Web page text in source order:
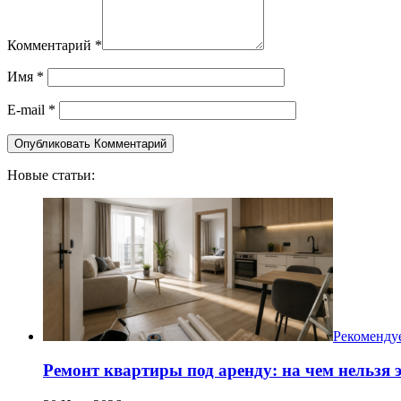
Комментарий *
Имя *
E-mail *
Новые статьи:
Ремонт квартиры под аренду: на чем нельзя